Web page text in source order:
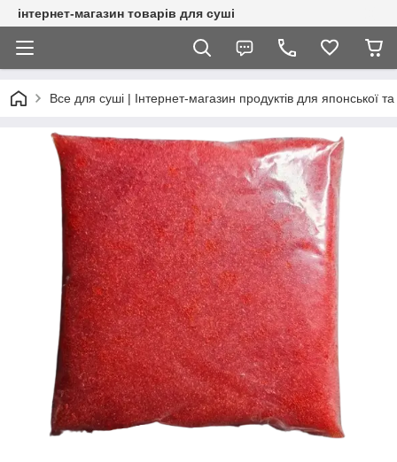
інтернет-магазин товарів для суші
Все для суші | Інтернет-магазин продуктів для японської та